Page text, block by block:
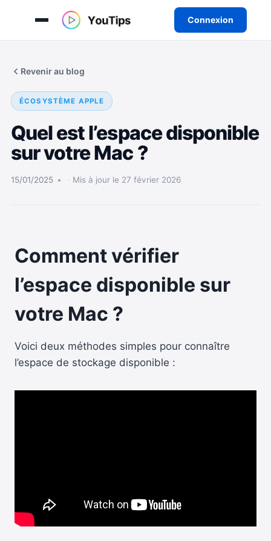
Connexion
Revenir au blog
ÉCOSYSTÈME APPLE
Quel est l’espace disponible
sur votre Mac ?
15/01/2025 Mis à jour le 27 février 2026
Comment vérifier
l’espace disponible sur
votre Mac ?
Voici deux méthodes simples pour connaître
l’espace de stockage disponible :